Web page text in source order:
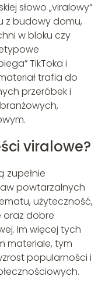
słowo „viralowy”
z budowy domu,
w bloku czy
TikToka i
trafia do
przeróbek i
viralowe?
powtarzalnych
użyteczność,
oraz dobre
Im więcej tych
materiale, tym
popularności i